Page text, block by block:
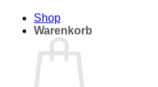
Shop
Warenkorb